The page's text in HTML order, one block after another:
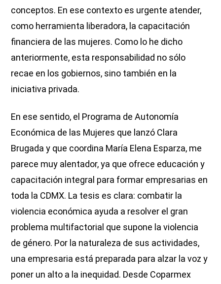
conceptos. En ese contexto es urgente atender,
como herramienta liberadora, la capacitación
financiera de las mujeres. Como lo he dicho
anteriormente, esta responsabilidad no sólo
recae en los gobiernos, sino también en la
iniciativa privada.
En ese sentido, el Programa de Autonomía
Económica de las Mujeres que lanzó Clara
Brugada y que coordina María Elena Esparza, me
parece muy alentador, ya que ofrece educación y
capacitación integral para formar empresarias en
toda la CDMX. La tesis es clara: combatir la
violencia económica ayuda a resolver el gran
problema multifactorial que supone la violencia
de género. Por la naturaleza de sus actividades,
una empresaria está preparada para alzar la voz y
poner un alto a la inequidad. Desde Coparmex